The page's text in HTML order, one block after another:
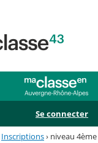
Se connecter
Inscriptions› niveau 4ème